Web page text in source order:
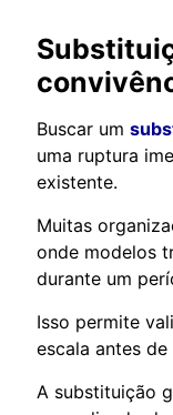
Buscar um
uma ruptura
existente.
Muitas
onde modelos
durante um
Isso permite
escala antes
A substituição